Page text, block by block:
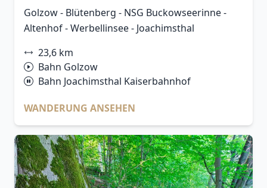
Golzow - Blütenberg - NSG Buckowseerinne -
Altenhof - Werbellinsee - Joachimsthal
23,6 km
Bahn Golzow
Bahn Joachimsthal Kaiserbahnhof
WANDERUNG ANSEHEN